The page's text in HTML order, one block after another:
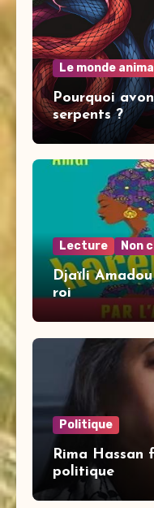
Le monde animal
Pourquoi
serpents ?
Lecture Non
Djaïli
roi
Politique
Rima Hassan
politique